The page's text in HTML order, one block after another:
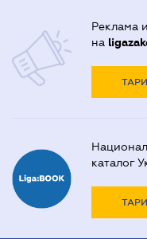
Реклама
на
каталог